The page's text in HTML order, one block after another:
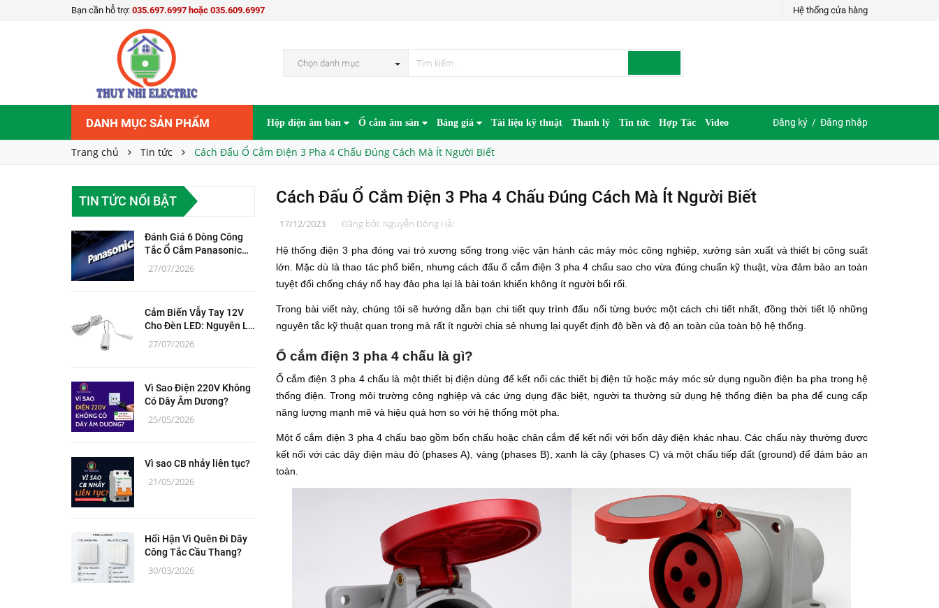
Bạn cần hỗ trợ: 035.697.6997 hoặc 035.609.6997 Hệ thống cửa hàng
Chọn danh mục
DANH MỤC SẢN PHẨM Hộp điện âm bàn Ổ cắm âm sàn Bảng giá Tài liệu kỹ thuật Thanh lý Tin tức Hợp Tác Video Đăng ký / Đăng nhập
Trang chủ Tin tức Cách Đấu Ổ Cắm Điện 3 Pha 4 Chấu Đúng Cách Mà Ít Người Biết
Cách Đấu Ổ Cắm Điện 3 Pha 4 Chấu Đúng Cách Mà Ít Người Biết
17/12/2023 Đăng bởi: Nguyễn Đông Hải
Hệ thống điện 3 pha đóng vai trò xương sống trong việc vận hành các máy móc công nghiệp, xưởng sản xuất và thiết bị công suất
lớn. Mặc dù là thao tác phổ biến, nhưng cách đấu ổ cắm điện 3 pha 4 chấu sao cho vừa đúng chuẩn kỹ thuật, vừa đảm bảo an toàn
tuyệt đối chống cháy nổ hay đảo pha lại là bài toán khiến không ít người bối rối.
Trong bài viết này, chúng tôi sẽ hướng dẫn bạn chi tiết quy trình đấu nối từng bước một cách chi tiết nhất, đồng thời tiết lộ những
nguyên tắc kỹ thuật quan trọng mà rất ít người chia sẻ nhưng lại quyết định độ bền và độ an toàn của toàn bộ hệ thống.
Ổ cắm điện 3 pha 4 chấu là gì?
Ổ cắm điện 3 pha 4 chấu là một thiết bị điện dùng để kết nối các thiết bị điện tử hoặc máy móc sử dụng nguồn điện ba pha trong hệ
thống điện. Trong môi trường công nghiệp và các ứng dụng đặc biệt, người ta thường sử dụng hệ thống điện ba pha để cung cấp
năng lượng mạnh mẽ và hiệu quả hơn so với hệ thống một pha.
Một ổ cắm điện 3 pha 4 chấu bao gồm bốn chấu hoặc chân cắm để kết nối với bốn dây điện khác nhau. Các chấu này thường được
kết nối với các dây điện màu đỏ (phases A), vàng (phases B), xanh lá cây (phases C) và một chấu tiếp đất (ground) để đảm bảo an
toàn.
TIN TỨC NỔI BẬT
Đánh Giá 6 Dòng Công
Tắc Ổ Cắm Panasonic
Chính Hãng
27/07/2026
Cảm Biến Vẫy Tay 12V
Cho Đèn LED: Nguyên Lý
Hoạt Động, Thông Số Và
27/07/2026
Vì Sao Điện 220V Không
Có Dây Âm Dương?
25/05/2026
Vì sao CB nhảy liên tục?
21/05/2026
Hối Hận Vì Quên Đi Dây
Công Tắc Cầu Thang?
30/03/2026